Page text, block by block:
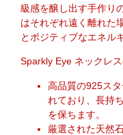
級感を醸し出す手作り
はそれぞれ遠く離れた
とポジティブなエネル
Sparkly Eye ネックレ
高品質の925スタ
れており、長持
を保ちます。
厳選された天然石